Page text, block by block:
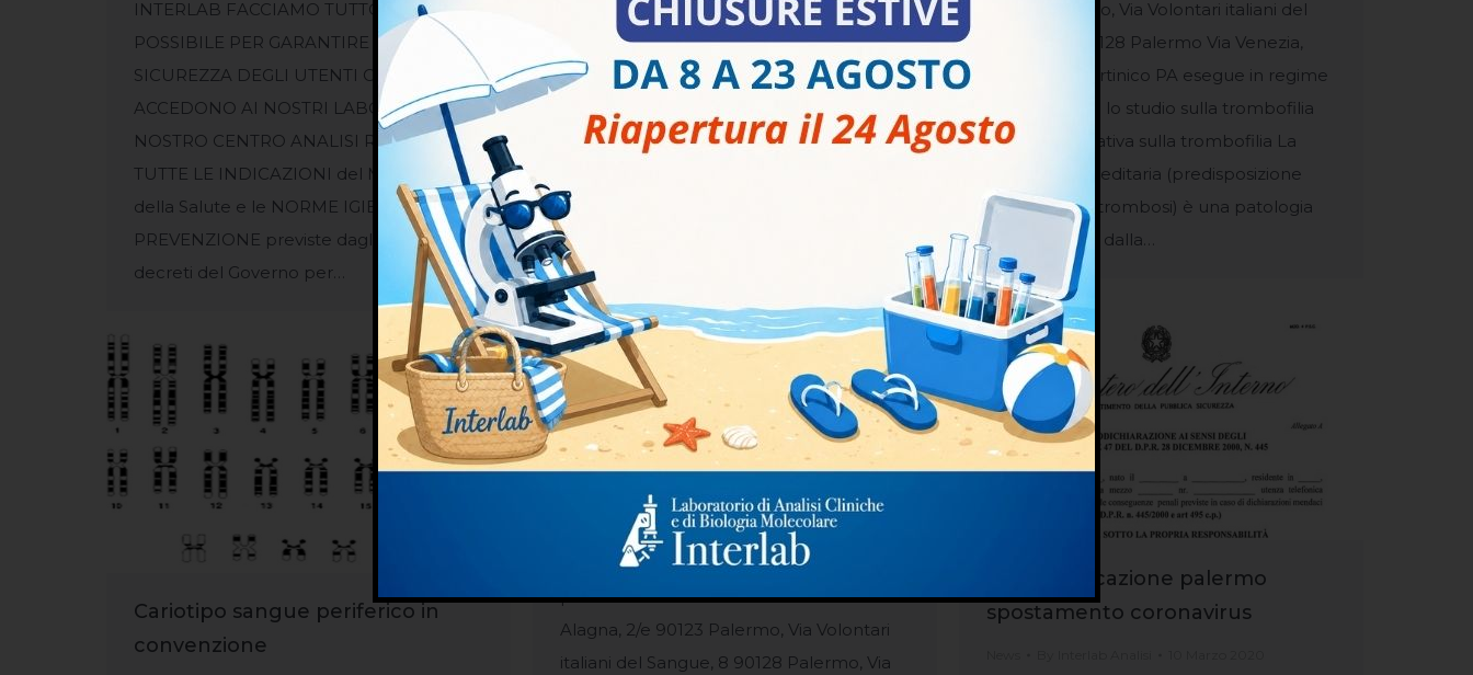
INTERLAB FACCIAMO TUTTO QUANTO
POSSIBILE PER GARANTIRE LA
SICUREZZA DEGLI UTENTI CHE
ACCEDONO AI NOSTRI LABORATORI. Il
NOSTRO CENTRO ANALISI RISPETTA
TUTTE LE INDICAZIONI del Ministero
della Salute e le NORME IGIENICHE di
PREVENZIONE previste dagli ultimi
decreti del Governo per…
entro le 11:00 Il Pomeriggio ed il Sabato
siamo Chiusi Si Comunica inoltre che al
momento il laboratorio di Via Pacinotti. 18
Palermo è momentaneamente chiuso
90123 Palermo, Via Volontari italiani del
Sangue, 8, 90128 Palermo Via Venezia,
9/11 90047 Partinico PA esegue in regime
di convezione lo studio sulla trombofilia
Breve informativa sulla trombofilia La
trombofilia ereditaria (predisposizione
genetica alla trombosi) è una patologia
caratterizzata dalla…
interlab Misure di Prevenzione
Coronavirus – SARS-CoV-2
ByInterlab Analisi 11 Marzo 2020
Interlab comunica ai suoi pazienti che
presso i nostri laboratori Via Giacomo
Alagna, 2/e 90123 Palermo, Via Volontari
italiani del Sangue, 8 90128 Palermo, Via
autocertificazione palermo
spostamento coronavirus
Cariotipo sangue periferico in
convenzione